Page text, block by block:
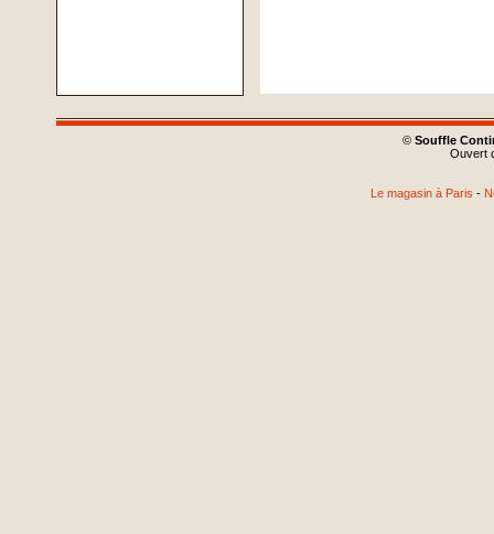
© Souffle
Ouvert
Le magasin à Paris -